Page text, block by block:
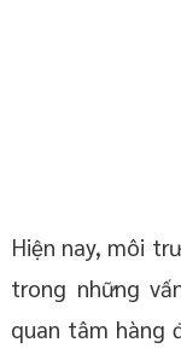
Hiện nay, môi
trong những
quan tâm hàng